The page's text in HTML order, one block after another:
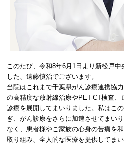
このたび、令和8年6月1日より新松戸
した、遠藤慎治でございます。
当院はこれまで千葉県がん診療連携協
の高精度な放射線治療やPET-CT検査
診療を展開してまいりました。私はこ
ぎ、がん診療をさらに加速させてまい
なく、患者様やご家族の心身の苦痛を
取り組み、全人的な医療を提供してまい